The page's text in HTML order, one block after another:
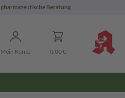
pharmazeutische Beratung
Mein Konto 0,00 €